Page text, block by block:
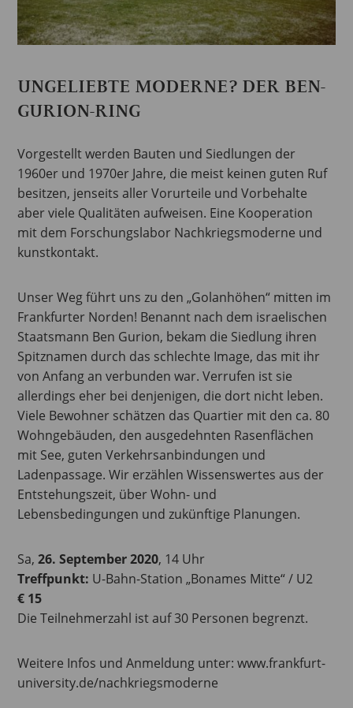
UNGELIEBTE MODERNE? DER BEN-
GURION-RING
Vorgestellt werden Bauten und Siedlungen der
1960er und 1970er Jahre, die meist keinen guten Ruf
besitzen, jenseits aller Vorurteile und Vorbehalte
aber viele Qualitäten aufweisen. Eine Kooperation
mit dem Forschungslabor Nachkriegsmoderne und
kunstkontakt.
Unser Weg führt uns zu den „Golanhöhen“ mitten im
Frankfurter Norden! Benannt nach dem israelischen
Staatsmann Ben Gurion, bekam die Siedlung ihren
Spitznamen durch das schlechte Image, das mit ihr
von Anfang an verbunden war. Verrufen ist sie
allerdings eher bei denjenigen, die dort nicht leben.
Viele Bewohner schätzen das Quartier mit den ca. 80
Wohngebäuden, den ausgedehnten Rasenflächen
mit See, guten Verkehrsanbindungen und
Ladenpassage. Wir erzählen Wissenswertes aus der
Entstehungszeit, über Wohn- und
Lebensbedingungen und zukünftige Planungen.
Sa, 26. September 2020, 14 Uhr
Treffpunkt: U-Bahn-Station „Bonames Mitte“ / U2
€ 15
Die Teilnehmerzahl ist auf 30 Personen begrenzt.
Weitere Infos und Anmeldung unter: www.frankfurt-
university.de/nachkriegsmoderne